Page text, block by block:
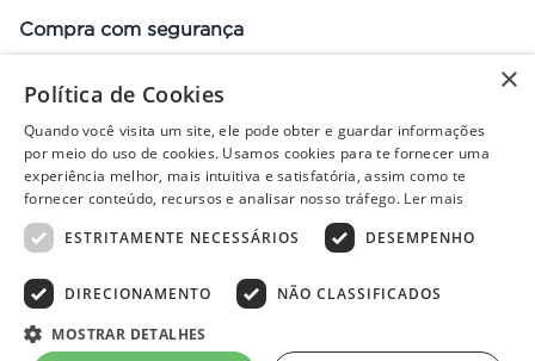
Compra com segurança
Preços, promoções, condições de pagamento e frete válidos apenas
para compras no site. Em caso de divergência, prevalece o valor do
carrinho no fechamento do pedido. Vendas sujeitas à análise e
© 2022 - PISOLAR | CNPJ: 32.868.002/0004-36 | Rua Quirino, 1294
×
Política de Cookies
Quando você visita um site, ele pode obter e guardar informações
por meio do uso de cookies. Usamos cookies para te fornecer uma
experiência melhor, mais intuitiva e satisfatória, assim como te
fornecer conteúdo, recursos e analisar nosso tráfego. Ler mais
ESTRITAMENTE NECESSÁRIOS
DESEMPENHO
DIRECIONAMENTO NÃO CLASSIFICADOS
MOSTRAR DETALHES